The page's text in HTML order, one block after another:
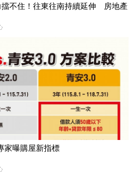
擋不住！往東往南持續延伸 房地產
曝購屋新指標